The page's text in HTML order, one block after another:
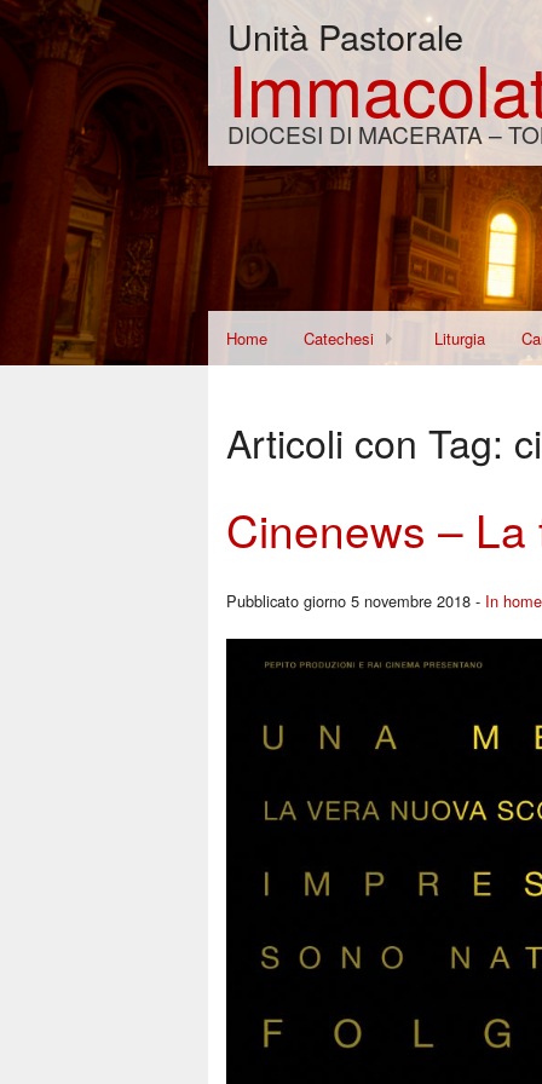
Unità Pastorale
DIOCESI DI MACERATA –
Home Catechesi Liturgia
Articoli con Tag:
Cinenews – La
Pubblicato giorno 5 novembre 2018 - In